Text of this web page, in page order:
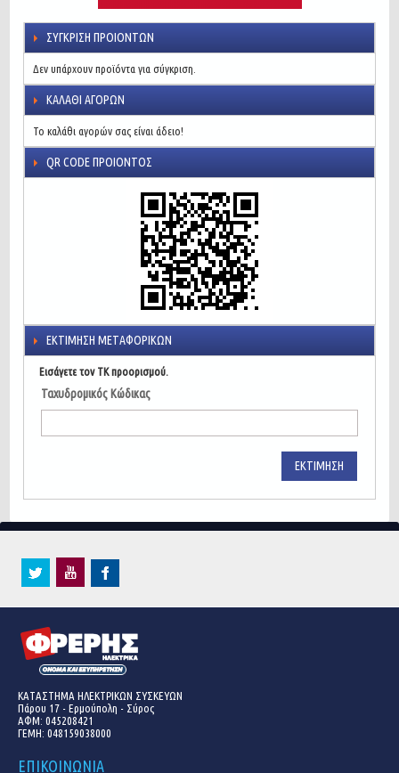
ΣΎΓΚΡΙΣΗ ΠΡΟΙΌΝΤΩΝ
Δεν υπάρχουν προϊόντα για σύγκριση.
ΚΑΛΆΘΙ ΑΓΟΡΏΝ
Το καλάθι αγορών σας είναι άδειο!
QR CODE ΠΡΟΙΌΝΤΟΣ
ΕΚΤΊΜΗΣΗ ΜΕΤΑΦΟΡΙΚΏΝ
Εισάγετε τον ΤΚ προορισμού.
Ταχυδρομικός Κώδικας
ΕΚΤΊΜΗΣΗ
ΚΑΤΑΣΤΗΜΑ ΗΛΕΚΤΡΙΚΩΝ ΣΥΣΚΕΥΩΝ
Πάρου 17 - Ερμούπολη - Σύρος
ΑΦΜ: 045208421
ΓΕΜΗ: 048159038000
ΕΠΙΚΟΙΝΩΝΙΑ